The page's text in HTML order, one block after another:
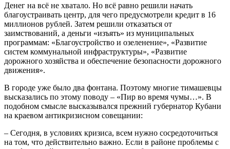
Денег на всё не хватало. Но всё равно решили начать
благоустраивать центр, для чего предусмотрели кредит в 16
миллионов рублей. Затем решили отказаться от
заимствований, а деньги «изъять» из муниципальных
программам: «Благоустройство и озеленение», «Развитие
систем коммунальной инфраструктуры», «Развитие
дорожного хозяйства и обеспечение безопасности дорожного
движения».
В городе уже было два фонтана. Поэтому многие тимашевцы
высказались по этому поводу – «Пир во время чумы…». В
подобном смысле высказывался прежний губернатор Кубани
на краевом антикризисном совещании:
– Сегодня, в условиях кризиса, всем нужно сосредоточиться
на том, что действительно важно. Если в районе проблемы с